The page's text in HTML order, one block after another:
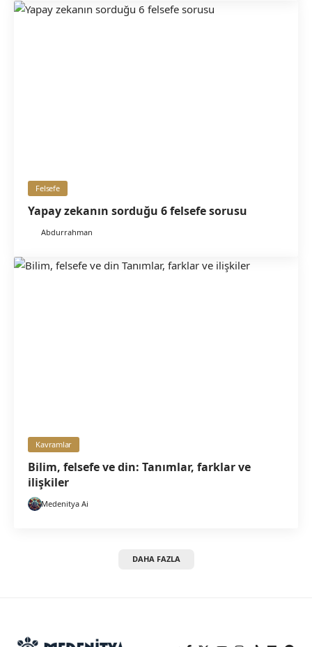
Felsefe
Yapay zekanın sorduğu 6 felsefe sorusu
Abdurrahman
Kavramlar
Bilim, felsefe ve din: Tanımlar, farklar ve
ilişkiler
Medenitya Ai
DAHA FAZLA